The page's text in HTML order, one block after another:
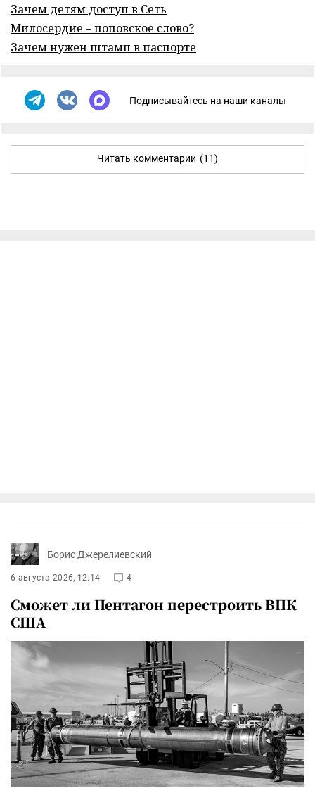
Зачем детям доступ в Сеть
Милосердие – поповское слово?
Зачем нужен штамп в паспорте
Подписывайтесь на наши каналы
Читать комментарии (11)
Борис Джерелиевский
6 августа 2026, 12:14 4
Сможет ли Пентагон перестроить ВПК
США